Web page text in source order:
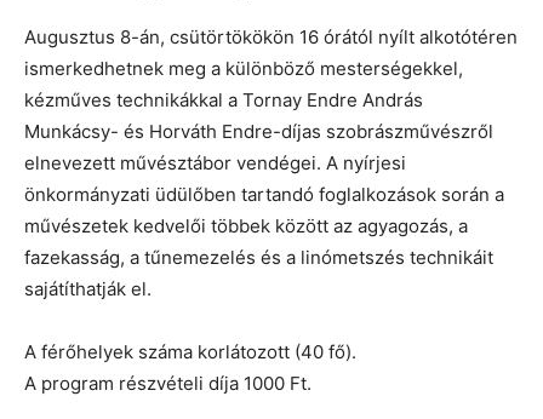
Augusztus 8-án, csütörtökökön 16 órától nyílt alkotótéren
ismerkedhetnek meg a különböző mesterségekkel,
kézműves technikákkal a Tornay Endre András
Munkácsy- és Horváth Endre-díjas szobrászművészről
elnevezett művésztábor vendégei. A nyírjesi
önkormányzati üdülőben tartandó foglalkozások során a
művészetek kedvelői többek között az agyagozás, a
fazekasság, a tűnemezelés és a linómetszés technikáit
sajátíthatják el.
A férőhelyek száma korlátozott (40 fő).
A program részvételi díja 1000 Ft.